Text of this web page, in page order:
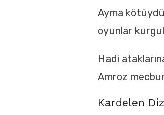
Ayma
oyunlar
Hadi
Amroz
Kardelen